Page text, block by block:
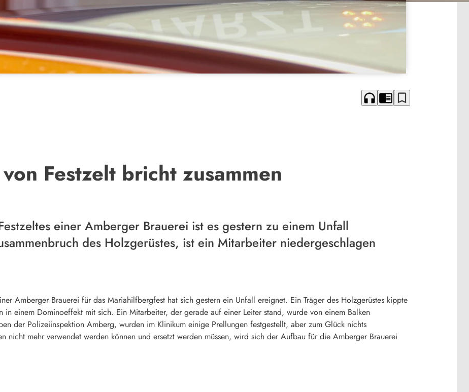
headphones chrome_reader_mode bookmark_border
Festzelt bricht zusammen
einer Amberger Brauerei ist es gestern zu einem Unfall
des Holzgerüstes, ist ein Mitarbeiter niedergeschlagen
Amberger Brauerei für das Mariahilfbergfest hat sich gestern ein Unfall ereignet. Ein Träger des Holzgerüstes kippte
in einem Dominoeffekt mit sich. Ein Mitarbeiter, der gerade auf einer Leiter stand, wurde von einem Balken
der Polizeiinspektion Amberg, wurden im Klinikum einige Prellungen festgestellt, aber zum Glück nichts
nicht mehr verwendet werden können und ersetzt werden müssen, wird sich der Aufbau für die Amberger Brauerei